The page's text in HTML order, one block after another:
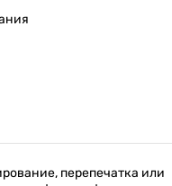
перепечатка или